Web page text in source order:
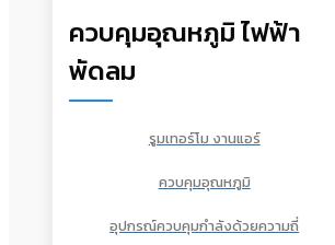
ควบคุมอุณหภูมิ ไฟฟ้า
พัดลม
รูมเทอร์โม งานแอร์
ควบคุมอุณหภูมิ
อุปกรณ์ควบคุมกำลังด้วยความถี่